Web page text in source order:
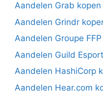
Aandelen Grab kopen
Aandelen Grindr
Aandelen Groupe
Aandelen Guild
Aandelen HashiCorp
Aandelen Hear.com